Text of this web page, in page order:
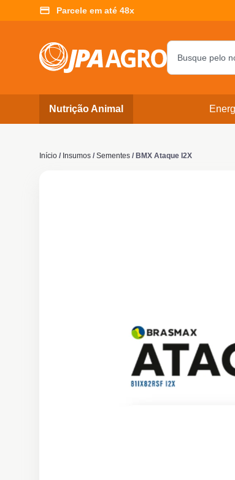
Parcele em até 48x
Nutrição Animal
Início / Insumos / Sementes / BMX Ataque I2X